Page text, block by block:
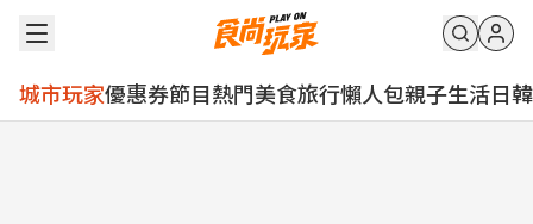
城市玩家優惠券節目熱門美食旅行懶人包親子生活日韓